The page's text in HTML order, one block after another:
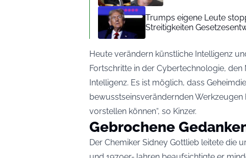
Trumps eigene Leute
Streitigkeiten
Heute verändern künstliche Intelligenz
Fortschritte in der Cybertechnologie,
Intelligenz. Es ist möglich, dass
bewusstseinsverändernden
vorstellen können“, so Kinzer.
Gebrochene
Der Chemiker Sidney Gottlieb leitete die